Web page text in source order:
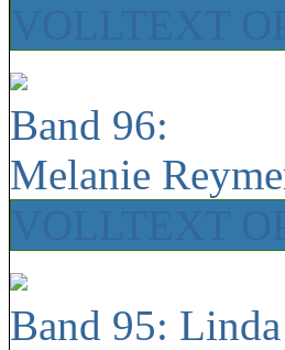
Band 96:
Melanie
Band 95: